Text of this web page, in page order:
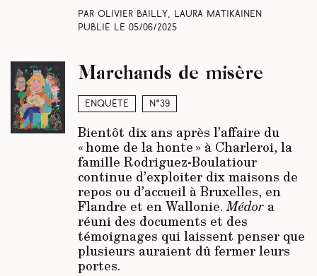
Par Olivier Bailly, Laura Matikainen
Publié le 05/06/2025
Enquête N°39
Marchands de misère
Bientôt dix ans après l’affaire du
« home de la honte » à Charleroi, la
famille Rodriguez-Boulatiour
continue d’exploiter dix maisons de
repos ou d’accueil à Bruxelles, en
Flandre et en Wallonie.Médora
réuni des documents et des
témoignages qui laissent penser que
plusieurs auraient dû fermer leurs
portes.